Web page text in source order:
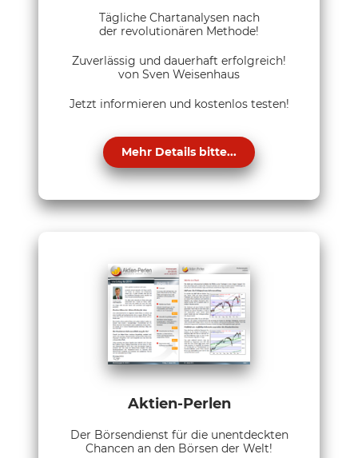
Tägliche Chartanalysen nach
der revolutionären Methode!
Zuverlässig und dauerhaft erfolgreich!
von Sven Weisenhaus
Jetzt informieren und kostenlos testen!
Mehr Details bitte...
Aktien-Perlen
Der Börsendienst für die unentdeckten
Chancen an den Börsen der Welt!